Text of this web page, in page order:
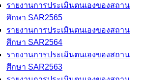
รายงานการประเมินตนเองของสถาน
ศึกษา SAR2565
รายงานการประเมินตนเองของสถาน
ศึกษา SAR2564
รายงานการประเมินตนเองของสถาน
ศึกษา SAR2563